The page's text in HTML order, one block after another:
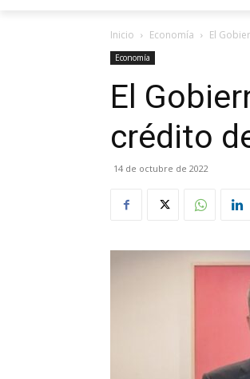
Inicio Economía El
Economía
El
crédito
14 de octubre de 2022